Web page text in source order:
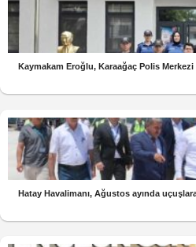
Kaymakam Eroğlu, Karaağaç Polis
Hatay Havalimanı, Ağustos ayında